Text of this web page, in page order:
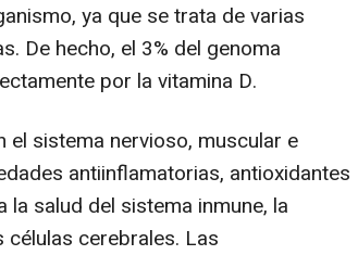
ya que se trata de varias
De hecho, el 3% del genoma
por la vitamina D.
el sistema nervioso, muscular e
antiinflamatorias, antioxidantes
salud del sistema inmune, la
cerebrales. Las